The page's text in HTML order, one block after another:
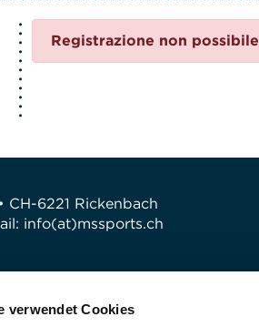
verwendet Cookies
Registrazione non possibile
CH-6221 Rickenbach
info(at)mssports.ch